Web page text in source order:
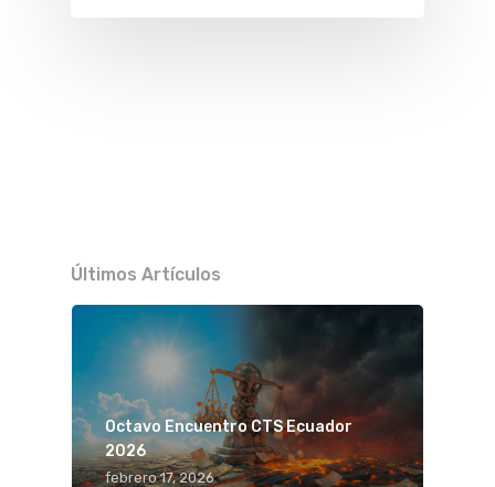
Últimos Artículos
Octavo Encuentro CTS Ecuador
2026
febrero 17, 2026